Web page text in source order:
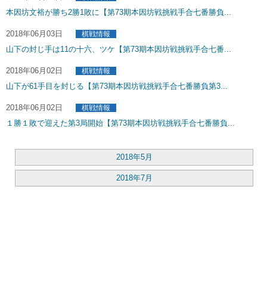
本因坊文裕が勝ち2勝1敗に【第73期本因坊戦挑戦手合七番勝負...
2018年06月03日 棋戦情報
山下の封じ手は11の十六、ツケ【第73期本因坊戦挑戦手合七番...
2018年06月02日 棋戦情報
山下が61手目を封じる【第73期本因坊戦挑戦手合七番勝負第3...
2018年06月02日 棋戦情報
１勝１敗で迎えた第3局開始【第73期本因坊戦挑戦手合七番勝負...
2018年5月
2018年7月